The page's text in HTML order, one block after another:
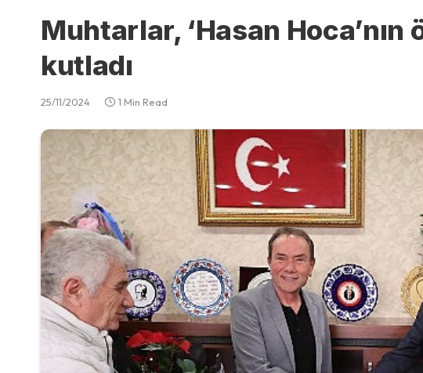
Muhtarlar, ‘Hasan
kutladı
25/11/2024 1 Min Read